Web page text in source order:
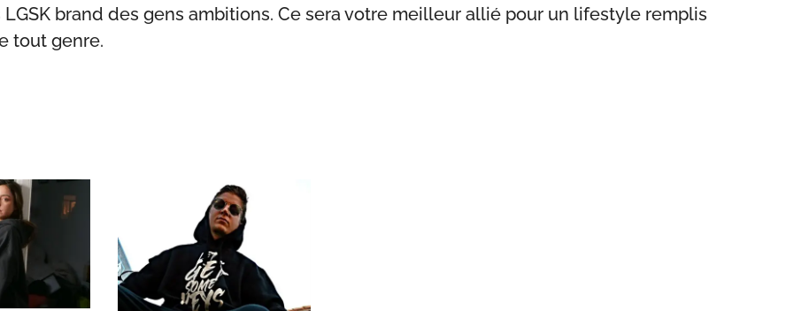
brand des gens ambitions. Ce sera votre meilleur allié pour un lifestyle remplis
tout genre.